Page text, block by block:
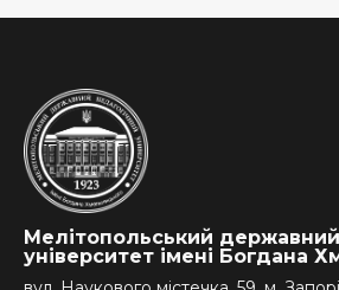
Мелітопольський
університет імені Богдана